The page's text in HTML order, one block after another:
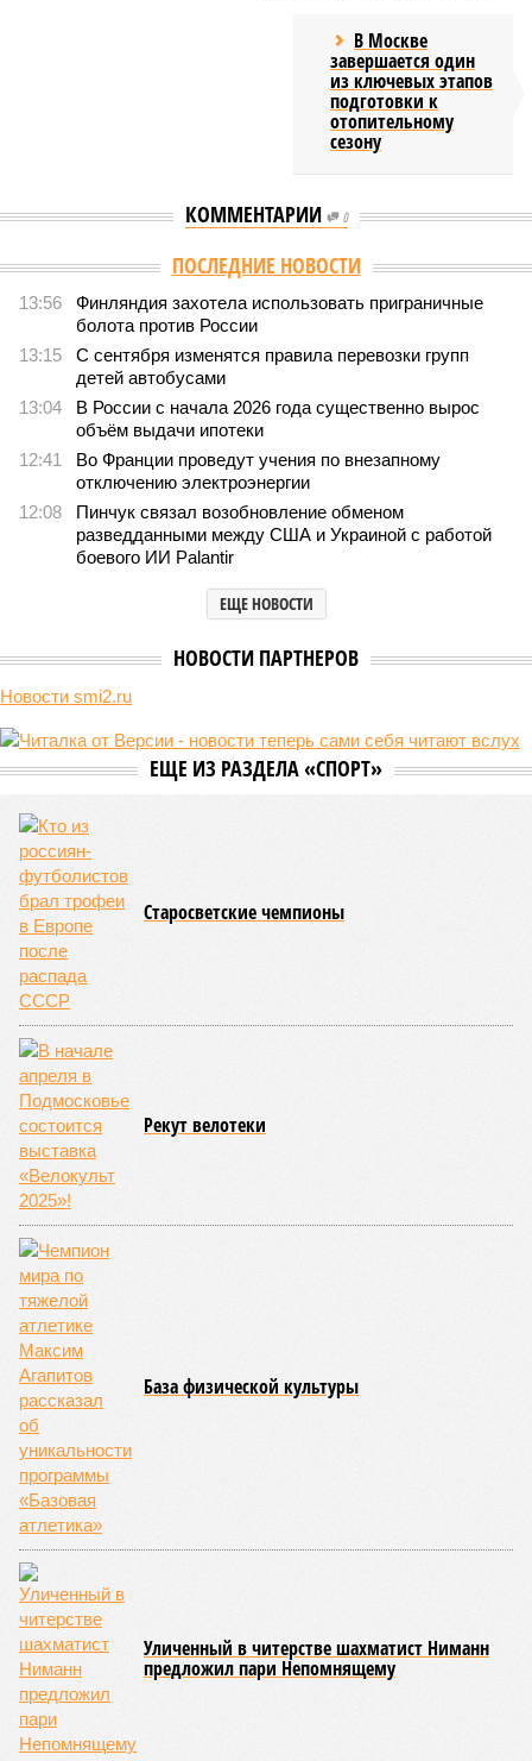
В Москве
завершается один
из ключевых этапов
подготовки к
отопительному
сезону
КОММЕНТАРИИ 0
ПОСЛЕДНИЕ НОВОСТИ
13:56
Финляндия захотела использовать приграничные
болота против России
13:15
С сентября изменятся правила перевозки групп
детей автобусами
13:04
В России с начала 2026 года существенно вырос
объём выдачи ипотеки
12:41
Во Франции проведут учения по внезапному
отключению электроэнергии
12:08
Пинчук связал возобновление обменом
разведданными между США и Украиной с работой
боевого ИИ Palantir
ЕЩЕ НОВОСТИ
НОВОСТИ ПАРТНЕРОВ
Новости smi2.ru
ЕЩЕ ИЗ РАЗДЕЛА «СПОРТ»
Старосветские чемпионы
Рекут велотеки
База физической культуры
Уличенный в читерстве шахматист Ниманн
предложил пари Непомнящему